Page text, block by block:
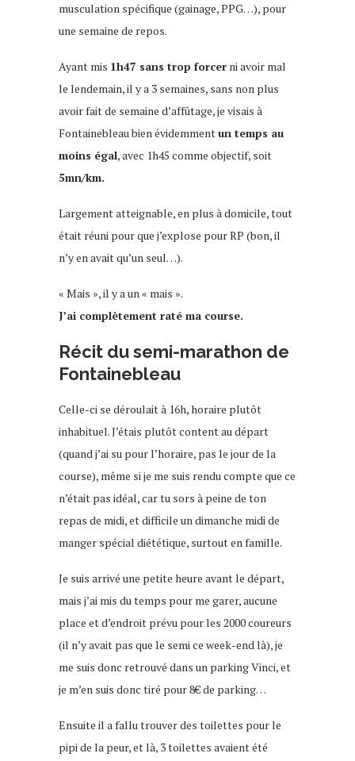
musculation spécifique (gainage, PPG…), pour
une semaine de repos.
Ayant mis 1h47 sans trop forcer ni avoir mal
le lendemain, il y a 3 semaines, sans non plus
avoir fait de semaine d’affûtage, je visais à
Fontainebleau bien évidemmentun temps au
moins égal, avec 1h45 comme objectif, soit
5mn/km.
Largement atteignable, en plus à domicile, tout
était réuni pour que j’explose pour RP (bon, il
n’y en avait qu’un seul…).
« Mais », il y a un « mais ».
J’ai complètement raté ma course.
Récit du semi-marathon de
Fontainebleau
Celle-ci se déroulait à 16h, horaire plutôt
inhabituel. J’étais plutôt content au départ
(quand j’ai su pour l’horaire, pas le jour de la
course), même si je me suis rendu compte que ce
n’était pas idéal, car tu sors à peine de ton
repas de midi, et difficile un dimanche midi de
manger spécial diététique, surtout en famille.
Je suis arrivé une petite heure avant le départ,
mais j’ai mis du temps pour me garer, aucune
place et d’endroit prévu pour les 2000 coureurs
(il n’y avait pas que le semi ce week-end là), je
me suis donc retrouvé dans un parking Vinci, et
je m’en suis donc tiré pour 8€ de parking…
Ensuite il a fallu trouver des toilettes pour le
pipi de la peur, et là, 3 toilettes avaient été